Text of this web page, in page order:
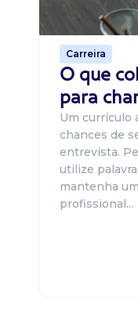
Carreira
O que
para
Um currículo
chances de
entrevista.
utilize
mantenha
profissional...